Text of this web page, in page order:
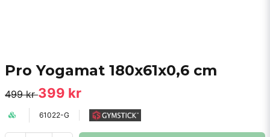
Pro Yogamat 180x61x0,6 cm
499 kr399 kr
61022-G